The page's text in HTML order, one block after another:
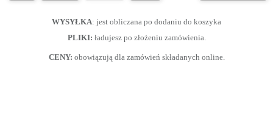
WYSYŁKA: jest obliczana po dodaniu do koszyka
PLIKI: ładujesz po złożeniu zamówienia.
CENY: obowiązują dla zamówień składanych online.